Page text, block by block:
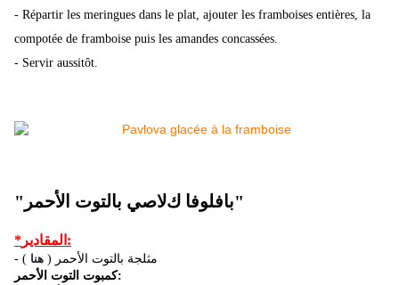
- Répartir les meringues dans le plat, ajouter les framboises entières, la
compotée de framboise puis les amandes concassées.
- Servir aussitôt.
"بافلوفا كﻻصي بالتوت اﻷحمر"
*المقادير:
- ( مثلجة بالتوت اﻷحمر ( هنا
كمبوت التوت اﻷحمر: